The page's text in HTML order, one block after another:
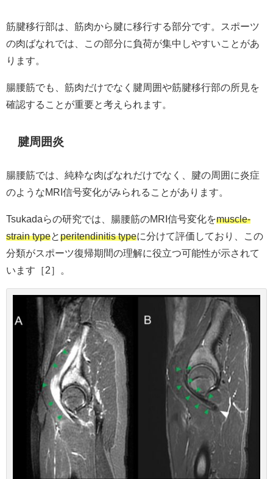
筋腱移行部は、筋肉から腱に移行する部分です。スポーツ
の肉ばなれでは、この部分に負荷が集中しやすいことがあ
ります。
腸腰筋でも、筋肉だけでなく腱周囲や筋腱移行部の所見を
確認することが重要と考えられます。
腱周囲炎
腸腰筋では、純粋な肉ばなれだけでなく、腱の周囲に炎症
のようなMRI信号変化がみられることがあります。
Tsukadaらの研究では、腸腰筋のMRI信号変化をmuscle-
strain typeとperitendinitis typeに分けて評価しており、この
分類がスポーツ復帰期間の理解に役立つ可能性が示されて
います［2］。